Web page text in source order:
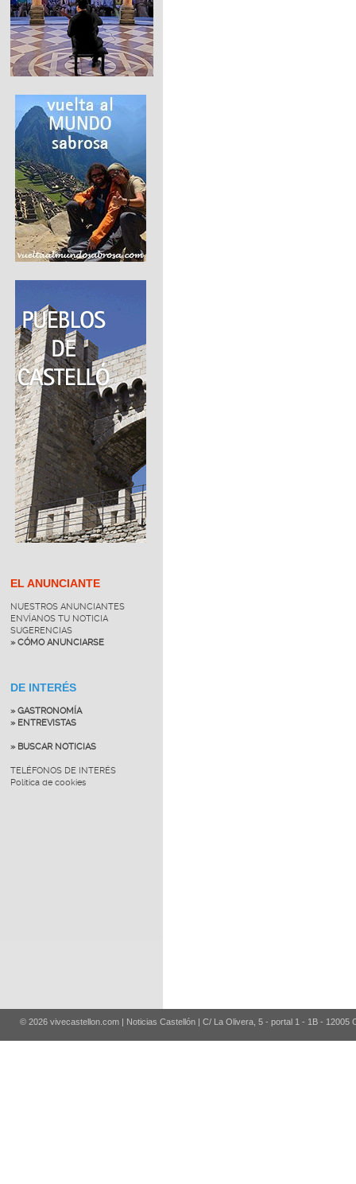
EL ANUNCIANTE
NUESTROS ANUNCIANTES
ENVÍANOS TU NOTICIA
SUGERENCIAS
» CÓMO ANUNCIARSE
DE INTERÉS
» GASTRONOMÍA
» ENTREVISTAS
» BUSCAR NOTICIAS
TELÉFONOS DE INTERÉS
Política de cookies
© 2026 vivecastellon.com | Noticias Castellón | C/ La Olivera, 5 - portal 1 - 1B - 12005